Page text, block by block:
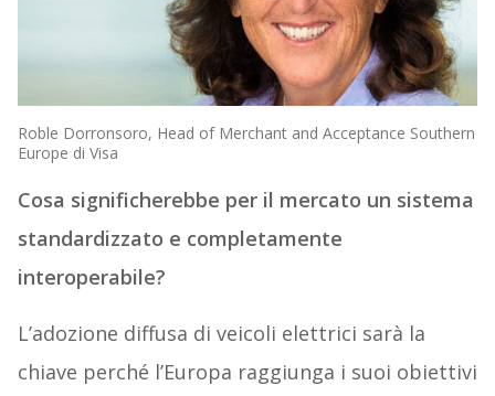
Roble Dorronsoro, Head of Merchant and Acceptance Southern
Europe di Visa
Cosa significherebbe per il mercato un sistema
standardizzato e completamente
interoperabile?
L’adozione diffusa di veicoli elettrici sarà la
chiave perché l’Europa raggiunga i suoi obiettivi